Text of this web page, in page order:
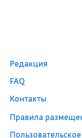
Редакция
FAQ
Контакты
Правила